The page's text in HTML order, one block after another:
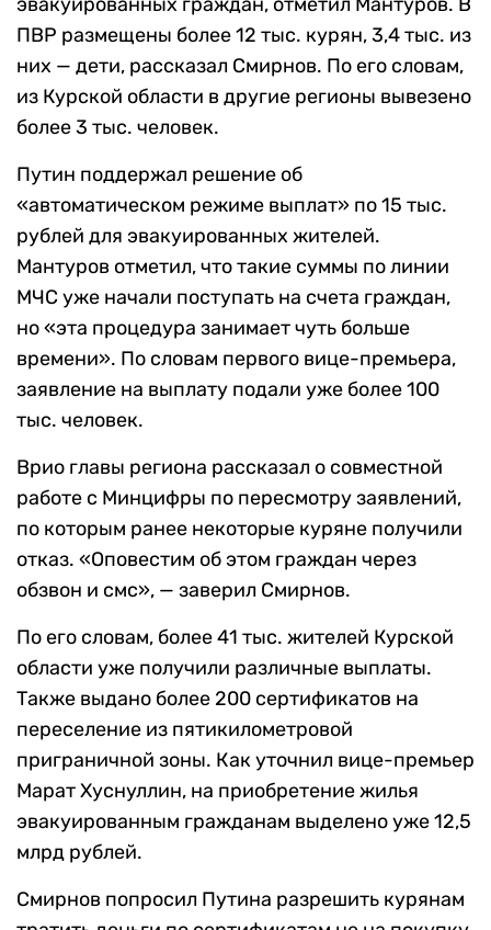
ПВР размещены более 12 тыс. курян, 3,4 тыс. из
них — дети, рассказал Смирнов. По его словам,
из Курской области в другие регионы вывезено
более 3 тыс. человек.
Путин поддержал решение об
«автоматическом режиме выплат» по 15 тыс.
рублей для эвакуированных жителей.
Мантуров отметил, что такие суммы по линии
МЧС уже начали поступать на счета граждан,
но «эта процедура занимает чуть больше
времени». По словам первого вице-премьера,
заявление на выплату подали уже более 100
тыс. человек.
Врио главы региона рассказал о совместной
работе с Минцифры по пересмотру заявлений,
по которым ранее некоторые куряне получили
отказ. «Оповестим об этом граждан через
обзвон и смс», — заверил Смирнов.
По его словам, более 41 тыс. жителей Курской
области уже получили различные выплаты.
Также выдано более 200 сертификатов на
переселение из пятикилометровой
приграничной зоны. Как уточнил вице-премьер
Марат Хуснуллин, на приобретение жилья
эвакуированным гражданам выделено уже 12,5
млрд рублей.
Смирнов попросил Путина разрешить курянам